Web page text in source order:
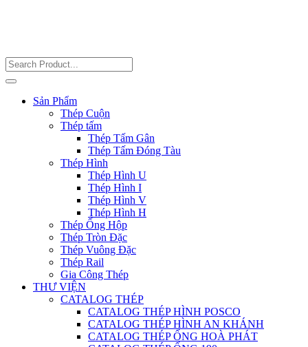
Sản Phẩm
Thép Cuộn
Thép tấm
Thép Tấm Gân
Thép Tấm Đóng Tàu
Thép Hình
Thép Hình U
Thép Hình I
Thép Hình V
Thép Hình H
Thép Ống Hộp
Thép Tròn Đặc
Thép Vuông Đặc
Thép Rail
Gia Công Thép
THƯ VIỆN
CATALOG THÉP
CATALOG THÉP HÌNH POSCO
CATALOG THÉP HÌNH AN KHÁNH
CATALOG THÉP ỐNG HOÀ PHÁT